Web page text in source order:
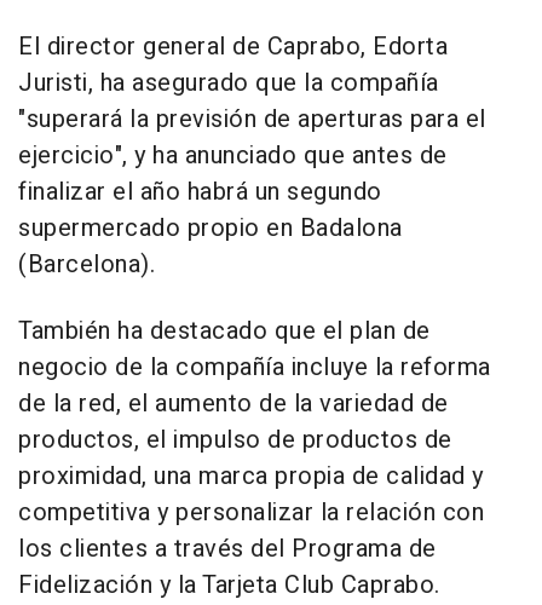
El director general de Caprabo, Edorta
Juristi, ha asegurado que la compañía
"superará la previsión de aperturas para el
ejercicio", y ha anunciado que antes de
finalizar el año habrá un segundo
supermercado propio en Badalona
(Barcelona).
También ha destacado que el plan de
negocio de la compañía incluye la reforma
de la red, el aumento de la variedad de
productos, el impulso de productos de
proximidad, una marca propia de calidad y
competitiva y personalizar la relación con
los clientes a través del Programa de
Fidelización y la Tarjeta Club Caprabo.